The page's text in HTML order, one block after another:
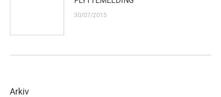
30/07/2015
Arkiv